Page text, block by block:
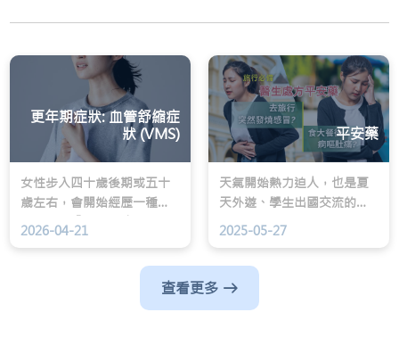
更年期症狀: 血管舒縮症
狀 (VMS)
女性步入四十歲後期或五十
歲左右，會開始經歷一種極
度困擾的「半夜驚魂」：原
跳加速、面紅潮紅，隨後全
身大汗淋漓 。這種感覺結束
2026-04-21
平安藥
天氣開始熱力迫人，也是夏
天外遊、學生出國交流的旺
季。孩子外出遊玩，父母的
2025-05-27
查看更多